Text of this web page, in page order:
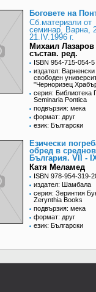
Боговете на
Сб.материали от
семинар, Варна,
21.IV.1996 г.
Михаил Лазаров
състав. ред.
ISBN 954-715-054-5
издател: Варненски
свободен
"Черноризец
серия: Библиотека
Seminaria Pontica
подвързия: мека
формат: друг
език: Български
Езически
обред в
България. VII -
Катя Меламед
ISBN 978-954-319-
издател: Шамбала
серия: Зеринтия
Zerynthia Books
подвързия: мека
формат: друг
език: Български